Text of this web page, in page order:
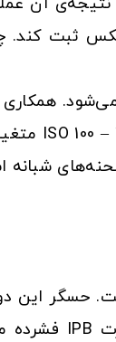
چنین پردازنده‌ی پرقدرتی
شبانه